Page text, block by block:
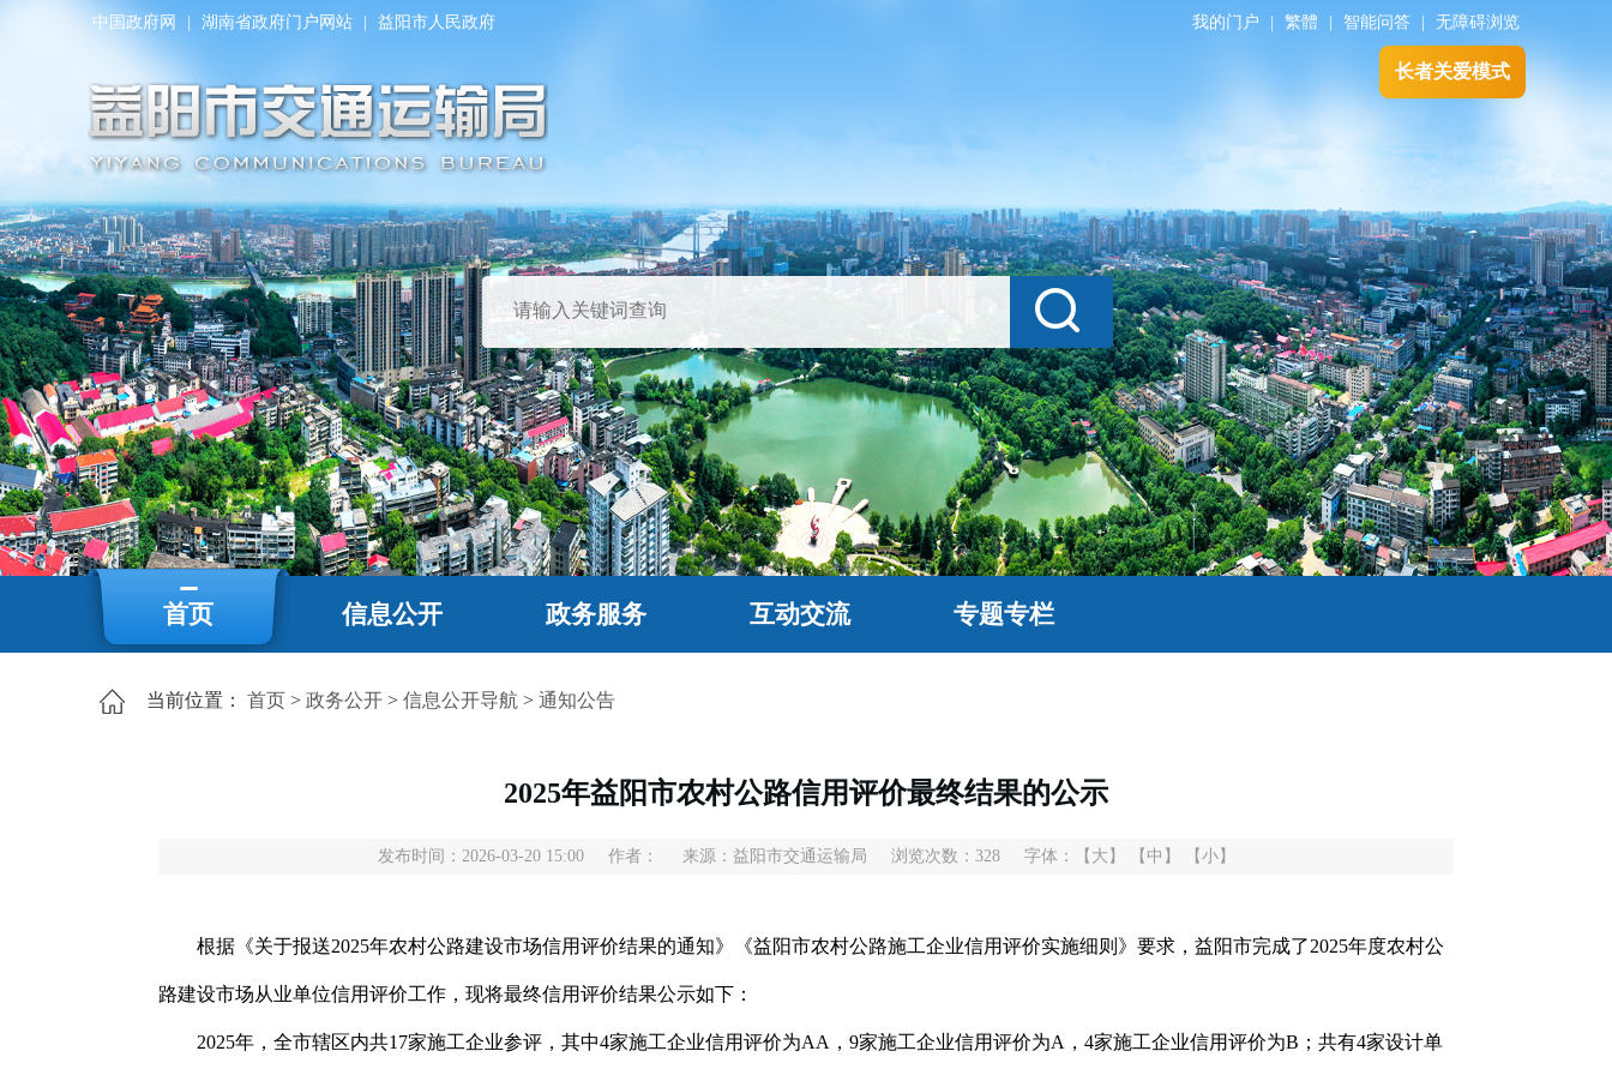
中国政府网 湖南省政府门户网站 益阳市人民政府 我的门户 繁體 智能问答 无障碍浏览
长者关爱模式
首页 信息公开 政务服务 互动交流 专题专栏
当前位置： 首页 > 政务公开 > 信息公开导航 > 通知公告
2025年益阳市农村公路信用评价最终结果的公示
发布时间：2026-03-20 15:00 作者： 来源：益阳市交通运输局 浏览次数： 328 字体： 【大】 【中】 【小】
根据《关于报送2025年农村公路建设市场信用评价结果的通知》《益阳市农村公路施工企业信用评价实施细则》要求，益阳市完成了2025年度农村公
路建设市场从业单位信用评价工作，现将最终信用评价结果公示如下：
2025年，全市辖区内共17家施工企业参评，其中4家施工企业信用评价为AA，9家施工企业信用评价为A，4家施工企业信用评价为B；共有4家设计单